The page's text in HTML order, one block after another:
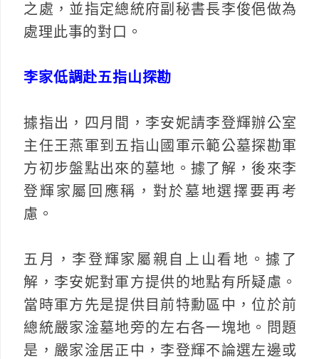
之處，並指定總統府副秘書長李俊俋做為
處理此事的對口。
李家低調赴五指山探勘
據指出，四月間，李安妮請李登輝辦公室
主任王燕軍到五指山國軍示範公墓探勘軍
方初步盤點出來的墓地。據了解，後來李
登輝家屬回應稱，對於墓地選擇要再考
慮。
五月，李登輝家屬親自上山看地。據了
解，李安妮對軍方提供的地點有所疑慮。
當時軍方先是提供目前特勳區中，位於前
總統嚴家淦墓地旁的左右各一塊地。問題
是，嚴家淦居正中，李登輝不論選左邊或